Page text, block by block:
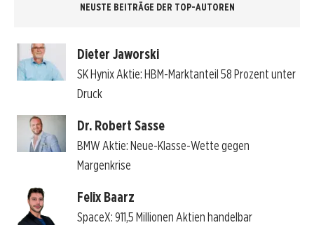
NEUSTE BEITRÄGE DER TOP-AUTOREN
Dieter Jaworski
SK Hynix Aktie: HBM-Marktanteil 58 Prozent unter
Druck
Dr. Robert Sasse
BMW Aktie: Neue-Klasse-Wette gegen
Margenkrise
Felix Baarz
SpaceX: 911,5 Millionen Aktien handelbar